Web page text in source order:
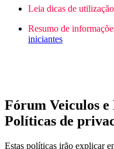
Leia dicas de
Resumo de
iniciantes
Fórum Veiculos
Políticas de
Estas políticas irão explicar